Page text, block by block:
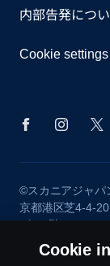
内部告発につ
Cookie settings
©スカニアジャパ
京都港区芝4-4-
ビル8階 Tel: 03
されている画像
本で販売してい
Cookie